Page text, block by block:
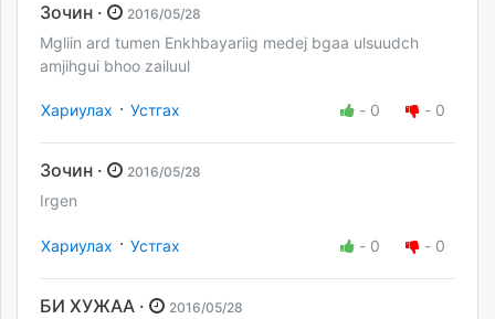
Зочин · 2016/05/28
Mgliin ard tumen Enkhbayariig medej bgaa ulsuudch
amjihgui bhoo zailuul
Хариулах · Устгах - 0 - 0
Зочин · 2016/05/28
Irgen
Хариулах · Устгах - 0 - 0
БИ ХУЖАА · 2016/05/28